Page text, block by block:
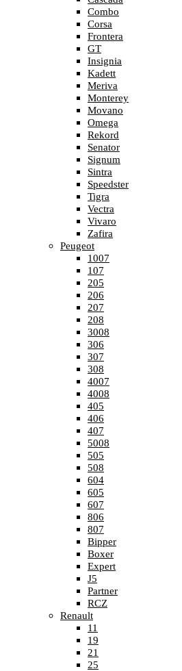
Combo
Corsa
Frontera
GT
Insignia
Kadett
Meriva
Monterey
Movano
Omega
Rekord
Senator
Signum
Sintra
Speedster
Tigra
Vectra
Vivaro
Zafira
Peugeot
1007
107
205
206
207
208
3008
306
307
308
4007
4008
405
406
407
5008
505
508
604
605
607
806
807
Bipper
Boxer
Expert
J5
Partner
RCZ
Renault
11
19
21
25